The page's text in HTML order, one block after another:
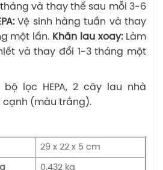
và thay thế sau mỗi 3-6
Vệ sinh hàng tuần và thay
một lần. Khăn lau xoay:Làm
và thay đổi 1-3 tháng một
bộ lọc HEPA, 2 cây lau nhà
cạnh (màu trắng).
29 x 22 x 5 cm
0,432 kg